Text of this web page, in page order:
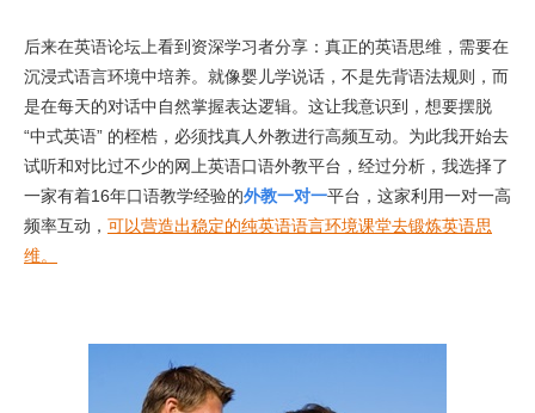
后来在英语论坛上看到资深学习者分享：真正的英语思维，需要在
沉浸式语言环境中培养。就像婴儿学说话，不是先背语法规则，而
是在每天的对话中自然掌握表达逻辑。这让我意识到，想要摆脱
“中式英语” 的桎梏，必须找真人外教进行高频互动。为此我开始去
试听和对比过不少的网上英语口语外教平台，经过分析，我选择了
一家有着16年口语教学经验的外教一对一平台，这家利用一对一高
频率互动， 可以营造出稳定的纯英语语言环境课堂去锻炼英语思
维。